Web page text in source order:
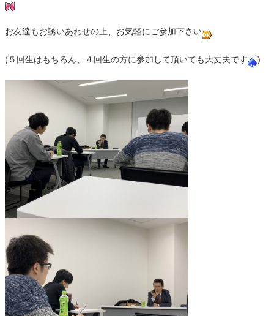
お友達もお誘いあわせの上、お気軽にご参加下さい
(５回生はもちろん、４回生の方に参加して頂いても大丈夫です )